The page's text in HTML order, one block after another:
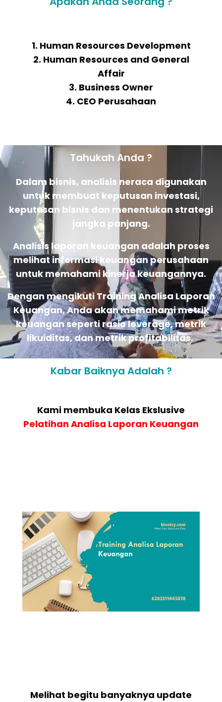
1. Human Resources Development
2. Human Resources and General
Affair
3. Business Owner
4. CEO Perusahaan
Tahukah Anda ?
Dalam bisnis, analisis neraca digunakan
untuk membuat keputusan investasi,
keputusan bisnis dan menentukan strategi
jangka panjang.
Analisis laporan keuangan adalah proses
melihat informasi keuangan perusahaan
untuk memahami kinerja keuangannya.
Dengan mengikuti Training Analisa Laporan
Keuangan, Anda akan memahami metrik
keuangan seperti rasio leverage, metrik
likuiditas, dan metrik profitabilitas.
Kabar Baiknya Adalah ?
Kami membuka Kelas Ekslusive
Pelatihan Analisa Laporan Keuangan
Melihat begitu banyaknya update